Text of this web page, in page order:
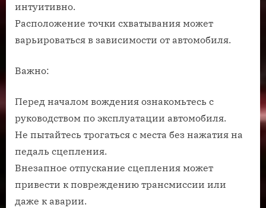
интуитивно.
Расположение точки схватывания может
варьироваться в зависимости от автомобиля.
Важно:
Перед началом вождения ознакомьтесь с
руководством по эксплуатации автомобиля.
Не пытайтесь трогаться с места без нажатия на
педаль сцепления.
Внезапное отпускание сцепления может
привести к повреждению трансмиссии или
даже к аварии.